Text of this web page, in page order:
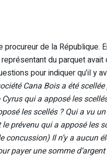
procureur de la
du parquet
pour indiquer qu’il y
Cana Bois a été
Cyrus qui a apposé les
les scellés ? Qui a vu
le prévenu qui a apposé les
concussion) Il n’y a aucun
payer une somme